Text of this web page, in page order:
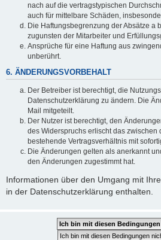
nach auf die vertragstypischen
auch für mittelbare Schäden,
Die Haftungsbegrenzung der Absätze a
zugunsten der Mitarbeiter und
Ansprüche für eine Haftung aus
unberührt.
6. ÄNDERUNGSVORBEHALT
Der Betreiber ist berechtigt, die
Datenschutzerklärung zu ändern. Die
Mail mitgeteilt.
Der Nutzer ist berechtigt, den
des Widerspruchs erlischt das zwischen
bestehende Vertragsverhältnis mit
Die Änderungen gelten als anerkannt
den Änderungen zugestimmt hat.
Informationen über den Umgang mit
in der Datenschutzerklärung enthalten.